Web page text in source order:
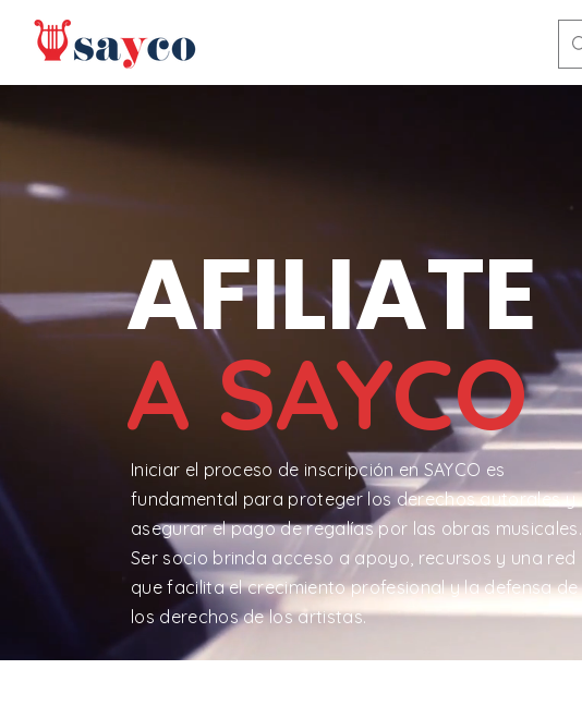
AFILIATE
A SAYCO
Iniciar el proceso de inscripción en SAYCO es
fundamental para proteger los derechos autorales y
asegurar el pago de regalías por las obras musicales.
Ser socio brinda acceso a apoyo, recursos y una red
que facilita el crecimiento profesional y la defensa de
los derechos de los artistas.